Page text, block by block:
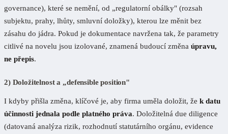
governance), které se nemění, od „regulatorní obálky" (rozsah
subjektu, prahy, lhůty, smluvní doložky), kterou lze měnit bez
zásahu do jádra. Pokud je dokumentace navržena tak, že parametry
citlivé na novelu jsou izolované, znamená budoucí změna úpravu,
ne přepis.
2) Doložitelnost a „defensible position"
I kdyby přišla změna, klíčové je, aby firma uměla doložit, že k datu
účinnosti jednala podle platného práva. Doložitelná due diligence
(datovaná analýza rizik, rozhodnutí statutárního orgánu, evidence